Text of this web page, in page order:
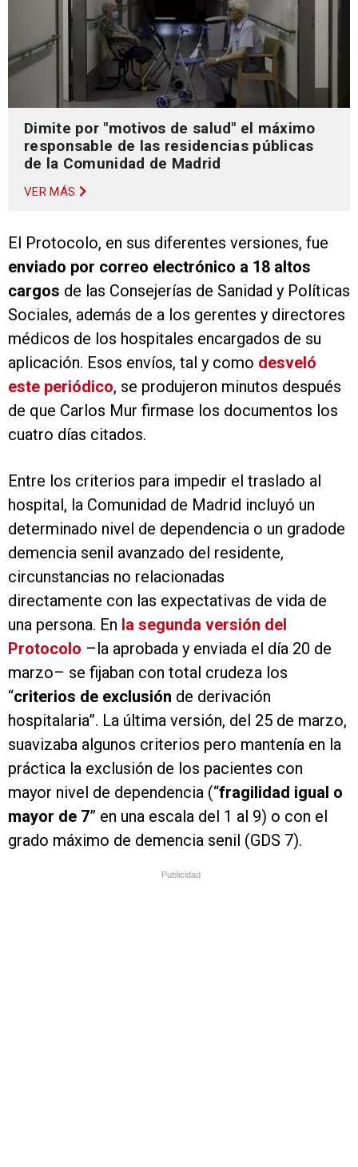
Dimite por "motivos de salud" el máximo
responsable de las residencias públicas
de la Comunidad de Madrid
VER MÁS
El Protocolo, en sus diferentes versiones, fue
enviado por correo electrónico a 18 altos
cargos de las Consejerías de Sanidad y Políticas
Sociales, además de a los gerentes y directores
médicos de los hospitales encargados de su
aplicación. Esos envíos, tal y como desveló
este periódico, se produjeron minutos después
de que Carlos Mur firmase los documentos los
cuatro días citados.
Entre los criterios para impedir el traslado al
hospital, la Comunidad de Madrid incluyó un
determinado nivel de dependencia o un gradode
demencia senil avanzado del residente,
circunstancias no relacionadas
directamente con las expectativas de vida de
una persona. En la segunda versión del
Protocolo –la aprobada y enviada el día 20 de
marzo– se fijaban con total crudeza los
“criterios de exclusión de derivación
hospitalaria”. La última versión, del 25 de marzo,
suavizaba algunos criterios pero mantenía en la
práctica la exclusión de los pacientes con
mayor nivel de dependencia (“fragilidad igual o
mayor de 7” en una escala del 1 al 9) o con el
grado máximo de demencia senil (GDS 7).
Publicidad